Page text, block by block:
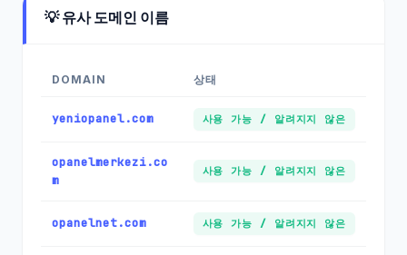
💡 유사 도메인 이름
DOMAIN 상태
yeniopanel.com 사용 가능 / 알려지지 않은
opanelmerkezi.co
m
사용 가능 / 알려지지 않은
opanelnet.com 사용 가능 / 알려지지 않은